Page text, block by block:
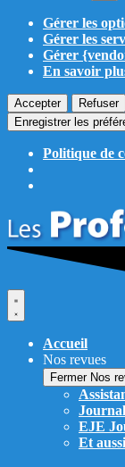
Gérer les
Gérer les
Gérer
En savoir
Accepter Refuser
Enregistrer les
Politique de
au
contenu
Accueil
Nos revues
Fermer Nos
Journal
EJE
Et